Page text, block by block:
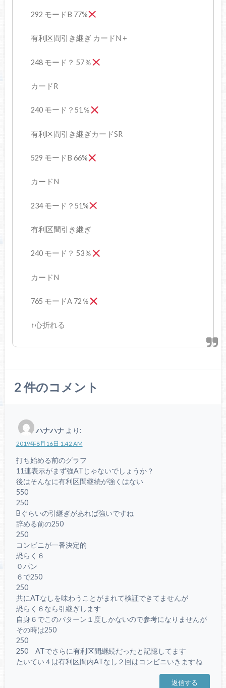
292 モードB 77%
有利区間引き継ぎ カードN +
248 モード？ 57％
カードR
240 モード？51％
有利区間引き継ぎカードSR
529 モードB 66%
カードN
234 モード？51%
有利区間引き継ぎ
240 モード？ 53％
カードN
765 モードA 72％
↑心折れる
2 件のコメント
ハナハナ より:
2019年8月16日 1:42 AM
打ち始める前のグラフ
11連表示がまず強ATじゃないでしょうか？
後はそんなに有利区間継続が強くはない
550
250
Bぐらいの引継ぎがあれば強いですね
辞める前の250
250
コンビニが一番決定的
恐らく６
０パン
６で250
250
共にATなしを味わうことがまれて検証できてませんが
恐らく６なら引継ぎします
自身６でこのパターン１度しかないので参考になりませんが
その時は250
250
250 ATでさらに有利区間継続だったと記憶してます
たいてい４は有利区間内ATなし２回はコンビニいきますね
返信する